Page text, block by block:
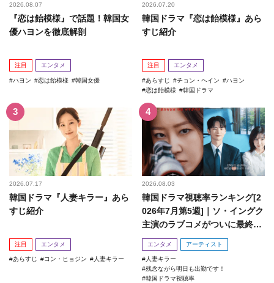
2026.08.07
『恋は飴模様』で話題！韓国女
優ハヨンを徹底解剖
注目 エンタメ
ハヨン 恋は飴模様 韓国女優
2026.07.20
韓国ドラマ『恋は飴模様』あら
すじ紹介
注目 エンタメ
あらすじ チョン・ヘイン
ハヨン
恋は飴模様
韓国ドラマ
2026.07.17
韓国ドラマ『人妻キラー』あら
すじ紹介
注目 エンタメ
あらすじ コン・ヒョジン 人妻キラー
2026.08.03
韓国ドラマ視聴率ランキング[2
026年7月第5週]｜ソ・イングク
主演のラブコメがついに最終
回！
エンタメ アーティスト
人妻キラー
残念ながら明日も出勤です！
韓国ドラマ視聴率